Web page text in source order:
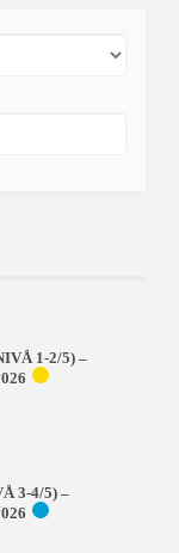
1-2/5) –
3-4/5) –